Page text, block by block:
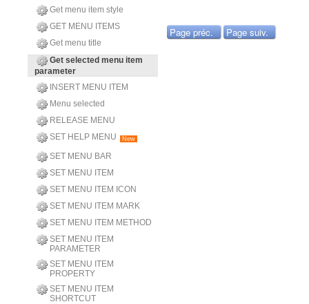
Get menu item style
GET MENU ITEMS
Get menu title
Get selected menu item
parameter
INSERT MENU ITEM
Menu selected
RELEASE MENU
SET HELP MENU
New
SET MENU BAR
SET MENU ITEM
SET MENU ITEM ICON
SET MENU ITEM MARK
SET MENU ITEM METHOD
SET MENU ITEM
PARAMETER
SET MENU ITEM
PROPERTY
SET MENU ITEM
SHORTCUT
Page préc. Page suiv.